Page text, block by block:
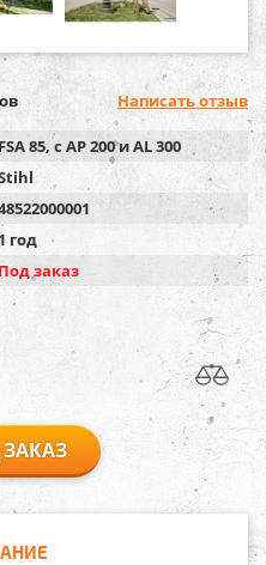
Написать отзыв
FSA 85, с AP 200 и AL 300
1 год
Под заказ